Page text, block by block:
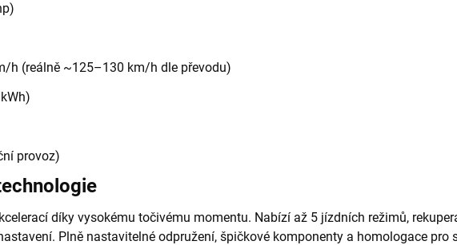
h (reálně ~125–130 km/h dle převodu)
provoz)
díky vysokému točivému momentu. Nabízí až 5 jízdních režimů,
Plně nastavitelné odpružení, špičkové komponenty a homologace pro